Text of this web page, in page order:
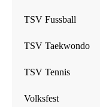
TSV Fussball
TSV Taekwondo
TSV Tennis
Volksfest